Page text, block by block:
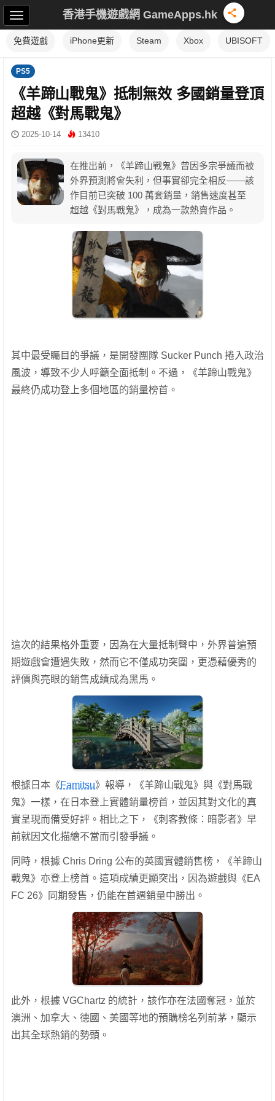
香港手機遊戲網 GameApps.hk
免費遊戲 iPhone更新 Steam Xbox UBISOFT
PS5
《羊蹄山戰鬼》抵制無效 多國銷量登頂
超越《對馬戰鬼》
2025-10-14 13410
在推出前，《羊蹄山戰鬼》曾因多宗爭議而被
外界預測將會失利，但事實卻完全相反——該
作目前已突破 100 萬套銷量，銷售速度甚至
超越《對馬戰鬼》，成為一款熱賣作品。
其中最受矚目的爭議，是開發團隊 Sucker Punch 捲入政治
風波，導致不少人呼籲全面抵制。不過，《羊蹄山戰鬼》
最終仍成功登上多個地區的銷量榜首。
這次的結果格外重要，因為在大量抵制聲中，外界普遍預
期遊戲會遭遇失敗，然而它不僅成功突圍，更憑藉優秀的
評價與亮眼的銷售成績成為黑馬。
根據日本《Famitsu》報導，《羊蹄山戰鬼》與《對馬戰
鬼》一樣，在日本登上實體銷量榜首，並因其對文化的真
實呈現而備受好評。相比之下，《刺客教條：暗影者》早
前就因文化描繪不當而引發爭議。
同時，根據 Chris Dring 公布的英國實體銷售榜，《羊蹄山
戰鬼》亦登上榜首。這項成績更顯突出，因為遊戲與《EA
FC 26》同期發售，仍能在首週銷量中勝出。
此外，根據 VGChartz 的統計，該作亦在法國奪冠，並於
澳洲、加拿大、德國、美國等地的預購榜名列前茅，顯示
出其全球熱銷的勢頭。